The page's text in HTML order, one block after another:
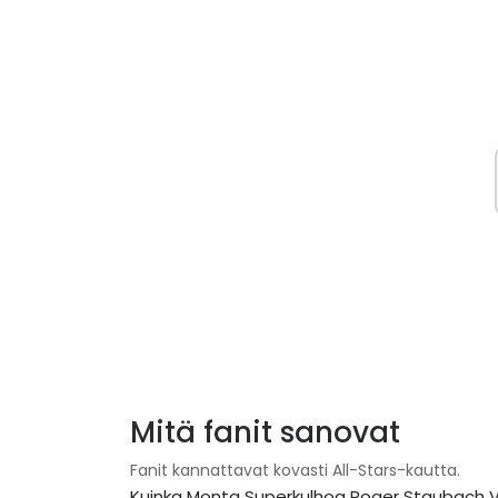
Mitä fanit sanovat
Fanit kannattavat kovasti All-Stars-kautta.